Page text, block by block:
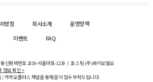
방침 회사소개
운영정책
이벤트 FAQ
신판매번호 2019-서울마포-1239 ㅣ 호스팅 (주)와이오엘오
정보 확인 >
카카오플러스 채널을 통해 문의 접수 부탁드립니다.